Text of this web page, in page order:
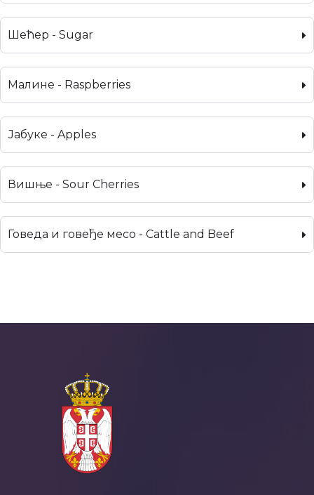
Шећер - Sugar
Малине - Raspberries
Јабуке - Apples
Вишње - Sour Cherries
Говеда и говеђе месо - Cattle and Beef